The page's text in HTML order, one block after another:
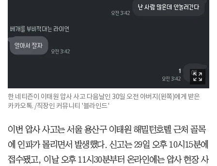
한 네티즌이 이태원 압사 사고 다음날인 30일 오전 아버지(왼쪽)에게 받은
카카오톡. /직장인 커뮤니티 '블라인드'
이번 압사 사고는 서울 용산구 이태원 해밀턴호텔 근처 골목
에 인파가 몰리면서 발생했다. 신고는 29일 오후 10시15분에
접수됐고, 이날 오후 11시30분부터 온라인에는 압사 현장 사